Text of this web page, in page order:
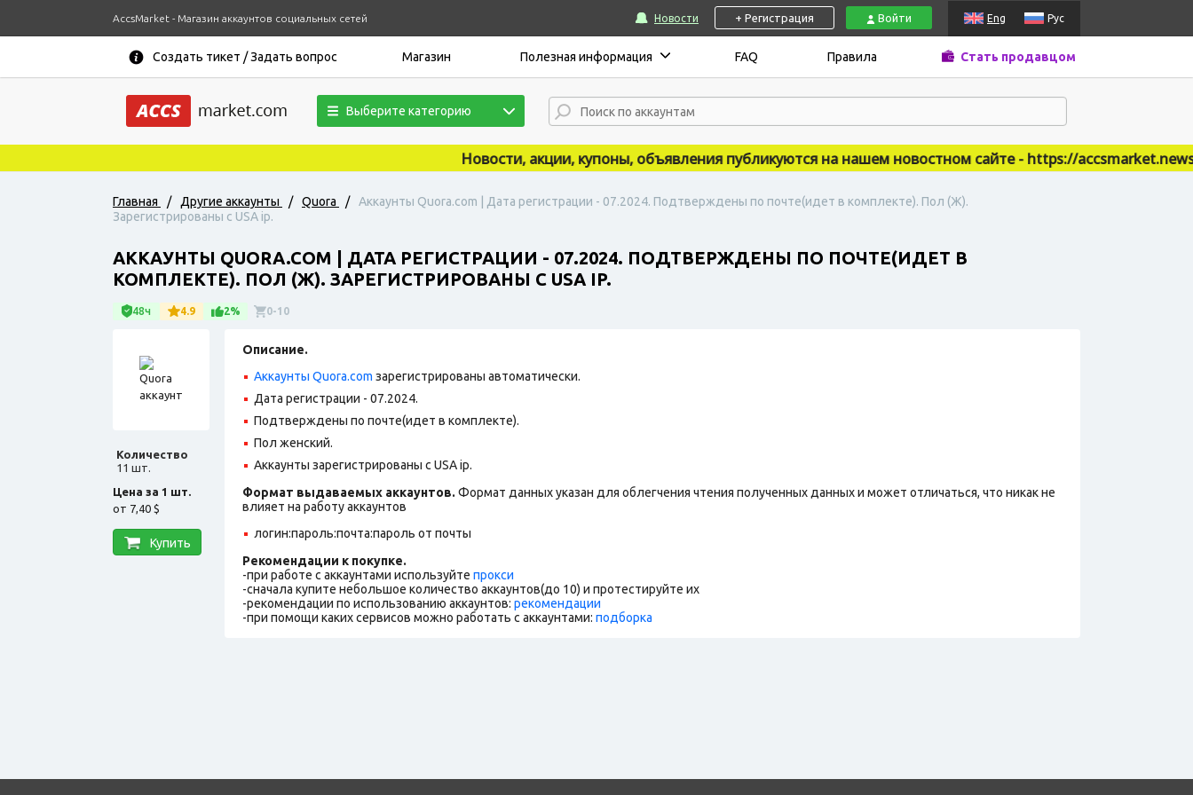
AccsMarket - Магазин аккаунтов социальных сетей Новости + Регистрация Войти Eng Рус
Создать тикет / Задать вопрос Магазин Полезная информация FAQ Правила Стать продавцом
Выберите категорию
Новости, акции, купоны, объявления публикуются на нашем новостном сайте - https://accsmarket.news
Главная / Другие аккаунты / Quora /
Аккаунты Quora.com | Дата регистрации - 07.2024. Подтверждены по почте(идет в комплекте). Пол (Ж).
Зарегистрированы с USA ip.
АККАУНТЫ QUORA.COM | ДАТА РЕГИСТРАЦИИ - 07.2024. ПОДТВЕРЖДЕНЫ ПО ПОЧТЕ(ИДЕТ В
КОМПЛЕКТЕ). ПОЛ (Ж). ЗАРЕГИСТРИРОВАНЫ С USA IP.
48ч 4.9 2% 0-10
Количество
11 шт.
Цена за 1 шт.
от 7,40 $
Купить
Описание.
Аккаунты Quora.com зарегистрированы автоматически.
Дата регистрации - 07.2024.
Подтверждены по почте(идет в комплекте).
Пол женский.
Аккаунты зарегистрированы с USA ip.
Формат выдаваемых аккаунтов. Формат данных указан для облегчения чтения полученных данных и может отличаться, что никак не
влияет на работу аккаунтов
логин:пароль:почта:пароль от почты
Рекомендации к покупке.
-при работе с аккаунтами используйте прокси
-сначала купите небольшое количество аккаунтов(до 10) и протестируйте их
-рекомендации по использованию аккаунтов: рекомендации
-при помощи каких сервисов можно работать с аккаунтами: подборка